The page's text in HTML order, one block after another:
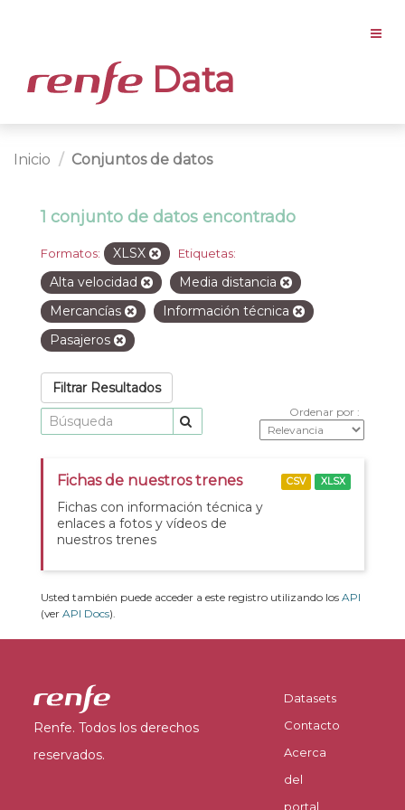
Data
Inicio Conjuntos de datos
1 conjunto de datos encontrado
Formatos: XLSX Etiquetas:
Alta velocidad
Media distancia
Mercancías
Información técnica
Pasajeros
Filtrar Resultados
Ordenar por
Fichas de nuestros trenes
Fichas con información técnica y
enlaces a fotos y vídeos de
nuestros trenes
CSV XLSX
Usted también puede acceder a este registro utilizando los API
(ver API Docs).
Renfe. Todos los derechos
reservados.
Datasets
Contacto
Acerca
del
portal